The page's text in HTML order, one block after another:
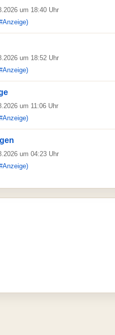
um 18:40 Uhr
um 18:52 Uhr
um 11:06 Uhr
um 04:23 Uhr